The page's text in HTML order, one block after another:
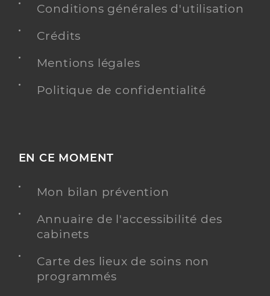
Conditions générales d'utilisation
Crédits
Mentions légales
Politique de confidentialité
EN CE MOMENT
Mon bilan prévention
Annuaire de l'accessibilité des
cabinets
Carte des lieux de soins non
programmés